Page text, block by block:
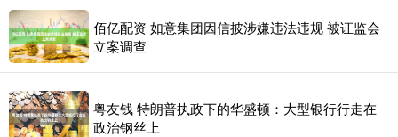
佰亿配资 如意集团因信披涉嫌违法违规 被证监会
立案调查
粤友钱 特朗普执政下的华盛顿：大型银行行走在
政治钢丝上